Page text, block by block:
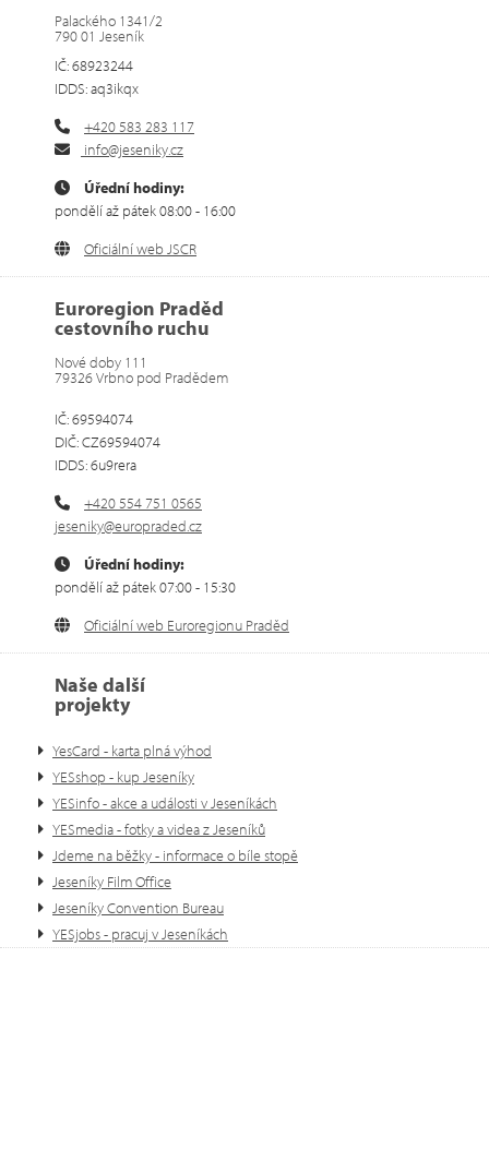
Palackého 1341/2
790 01 Jeseník
IČ: 68923244
IDDS: aq3ikqx
+420 583 283 117
info@jeseniky.cz
Úřední hodiny:
pondělí až pátek 08:00 - 16:00
Oficiální web JSCR
Euroregion Praděd
cestovního ruchu
Nové doby 111
79326 Vrbno pod Pradědem
IČ: 69594074
DIČ: CZ69594074
IDDS: 6u9rera
+420 554 751 0565
jeseniky@europraded.cz
Úřední hodiny:
pondělí až pátek 07:00 - 15:30
Oficiální web Euroregionu Praděd
Naše další
projekty
YesCard - karta plná výhod
YESshop - kup Jeseníky
YESinfo - akce a události v Jeseníkách
YESmedia - fotky a videa z Jeseníků
Jdeme na běžky - informace o bíle stopě
Jeseníky Film Office
Jeseníky Convention Bureau
YESjobs - pracuj v Jeseníkách